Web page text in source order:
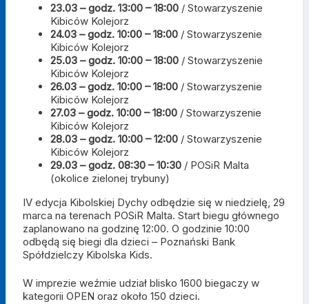
23.03 – godz. 13:00 – 18:00 / Stowarzyszenie
Kibiców Kolejorz
24.03 – godz. 10:00 – 18:00 / Stowarzyszenie
Kibiców Kolejorz
25.03 – godz. 10:00 – 18:00 / Stowarzyszenie
Kibiców Kolejorz
26.03 – godz. 10:00 – 18:00 / Stowarzyszenie
Kibiców Kolejorz
27.03 – godz. 10:00 – 18:00 / Stowarzyszenie
Kibiców Kolejorz
28.03 – godz. 10:00 – 12:00 / Stowarzyszenie
Kibiców Kolejorz
29.03 – godz. 08:30 – 10:30 / POSiR Malta
(okolice zielonej trybuny)
IV edycja Kibolskiej Dychy odbędzie się w niedzielę, 29
marca na terenach POSiR Malta. Start biegu głównego
zaplanowano na godzinę 12:00. O godzinie 10:00
odbędą się biegi dla dzieci – Poznański Bank
Spółdzielczy Kibolska Kids.
W imprezie weźmie udział blisko 1600 biegaczy w
kategorii OPEN oraz około 150 dzieci.